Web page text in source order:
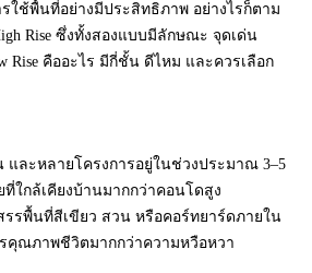
ใช้พื้นที่อย่างมีประสิทธิภาพ อย่างไรก็ตาม
Rise ซึ่งทั้งสองแบบมีลักษณะ จุดเด่น
คืออะไร มีกี่ชั้น ดีไหม และควรเลือก
ละหลายโครงการอยู่ในช่วงประมาณ 3–5
ใกล้เคียงบ้านมากกว่าคอนโดสูง
รรพื้นที่สีเขียว สวน หรือคอร์ทยาร์ดภายใน
คุณภาพชีวิตมากกว่าความหวือหวา